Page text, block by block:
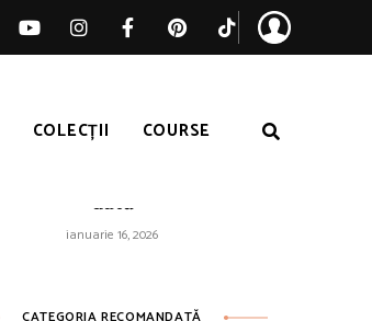
COLECȚII COURSE
dată
ianuarie 16, 2026